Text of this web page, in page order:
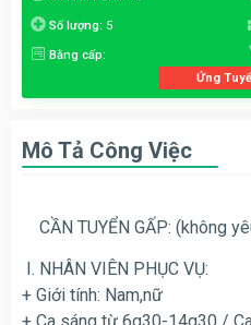
Số lượng: 5
Bằng cấp:
Ứng
Mô Tả Công Việc
CẦN TUYỂN GẤP: (không
I. NHÂN VIÊN PHỤC VỤ:
+ Giới tính: Nam,nữ